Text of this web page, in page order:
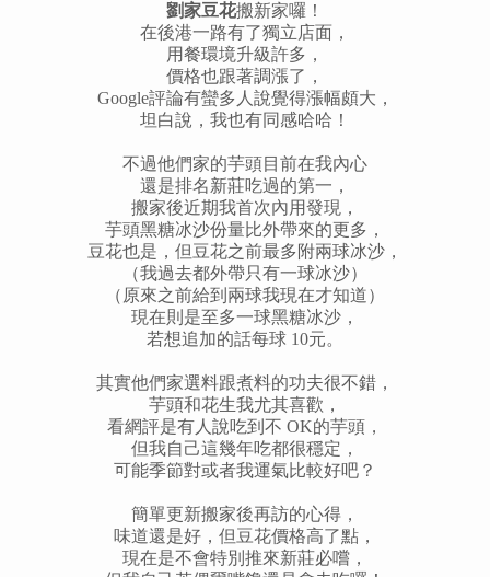
劉家豆花搬新家囉！
在後港一路有了獨立店面，
用餐環境升級許多，
價格也跟著調漲了，
Google評論有蠻多人說覺得漲幅頗大，
坦白說，我也有同感哈哈！
不過他們家的芋頭目前在我內心
還是排名新莊吃過的第一，
搬家後近期我首次內用發現，
芋頭黑糖冰沙份量比外帶來的更多，
豆花也是，但豆花之前最多附兩球冰沙，
（我過去都外帶只有一球冰沙）
（原來之前給到兩球我現在才知道）
現在則是至多一球黑糖冰沙，
若想追加的話每球 10元。
其實他們家選料跟煮料的功夫很不錯，
芋頭和花生我尤其喜歡，
看網評是有人說吃到不 OK的芋頭，
但我自己這幾年吃都很穩定，
可能季節對或者我運氣比較好吧？
簡單更新搬家後再訪的心得，
味道還是好，但豆花價格高了點，
現在是不會特別推來新莊必嚐，